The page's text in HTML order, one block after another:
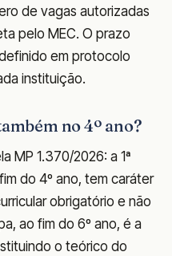
de vagas autorizadas
pelo MEC. O prazo
em protocolo
instituição.
no 4º ano?
MP 1.370/2026: a 1ª
do 4º ano, tem caráter
obrigatório e não
ao fim do 6º ano, é a
o teórico do